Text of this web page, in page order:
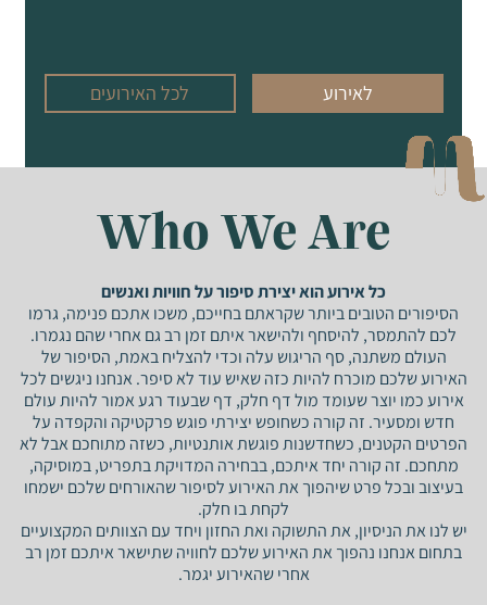
לאירוע לכל האירועים
Who We Are
כל אירוע הוא יצירת סיפור על חוויות ואנשים
הסיפורים הטובים ביותר שקראתם בחייכם, משכו אתכם פנימה, גרמו
לכם להתמסר, להיסחף ולהישאר איתם זמן רב גם אחרי שהם נגמרו.
העולם משתנה, סף הריגוש עלה וכדי להצליח באמת, הסיפור של
האירוע שלכם מוכרח להיות כזה שאיש עוד לא סיפר. אנחנו ניגשים לכל
אירוע כמו יוצר שעומד מול דף חלק, דף שבעוד רגע אמור להיות עולם
חדש ומסעיר. זה קורה כשחופש יצירתי פוגש פרקטיקה והקפדה על
הפרטים הקטנים, כשחדשנות פוגשת אותנטיות, כשזה מתוחכם אבל לא
מתחכם. זה קורה יחד איתכם, בבחירה המדויקת בתפריט, במוסיקה,
בעיצוב ובכל פרט שיהפוך את האירוע לסיפור שהאורחים שלכם ישמחו
לקחת בו חלק.
יש לנו את הניסיון, את התשוקה ואת החזון ויחד עם הצוותים המקצועיים
בתחום אנחנו נהפוך את האירוע שלכם לחוויה שתישאר איתכם זמן רב
אחרי שהאירוע יגמר.